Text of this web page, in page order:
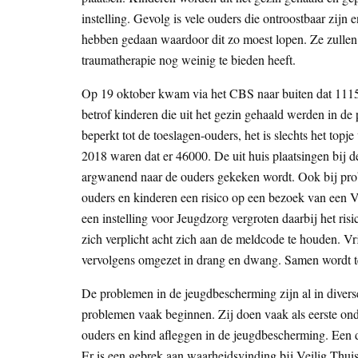
instelling. Gevolg is vele ouders die ontroostbaar zijn
hebben gedaan waardoor dit zo moest lopen. Ze
traumatherapie nog weinig te bieden heeft.
Op 19 oktober kwam via het CBS naar buiten dat
betrof kinderen die uit het gezin gehaald werden in
beperkt tot de toeslagen-ouders, het is slechts het
2018 waren dat er 46000. De uit huis plaatsingen bij
argwanend naar de ouders gekeken wordt. Ook bij
ouders en kinderen een risico op een bezoek van
een instelling voor Jeugdzorg vergroten daarbij het
zich verplicht acht zich aan de meldcode te houden.
vervolgens omgezet in drang en dwang. Samen
De problemen in de jeugdbescherming zijn al in
problemen vaak beginnen. Zij doen vaak als eerste
ouders en kind afleggen in de jeugdbescherming.